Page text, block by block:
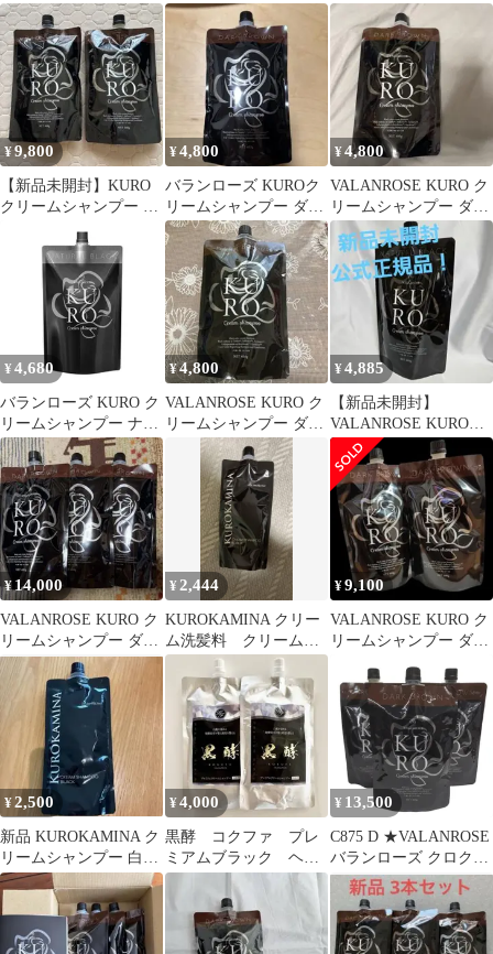
ー ブラック
ラウン 300g
ダークブラウン
¥9,800
【新品未開封】KURO
クリームシャンプー ダ
¥4,800
バランローズ KUROク
リームシャンプー ダー
クブラウン
¥4,800
VALANROSE KURO ク
リームシャンプー ダー
クブラウン 400g
¥ 4,680
バランローズ KURO ク
リームシャンプー ナチ
ュラルブラック 400g
¥4,800
VALANROSE KURO ク
リームシャンプー ダー
クブラウン 400g
¥4,885
【新品未開封】
VALANROSE KUROク
リームシャンプー ナチ
ュラルブラック
¥14,000
VALANROSE KURO ク
リームシャンプー ダー
クブラウン 400g 3個
¥2,444
KUROKAMINA クリー
ム洗髪料 クリームシ
ャンプー ブラック
300g
¥9,100
VALANROSE KURO ク
リームシャンプー ダー
¥2,500
新品 KUROKAMINA ク
リームシャンプー 白髪
用 ブラック 300g
¥4,000
黒酵 コクファ プレ
ミアムブラック ヘア
カラークリームシャン
プー 200ｇ ２点
¥ 13,500
C875 D ★VALANROSE
バランローズ クロクリ
ームシャンプー ダーク
ブラウン 400g (3個セッ
ト) 白髪染め オールイ
ンワン 【W】